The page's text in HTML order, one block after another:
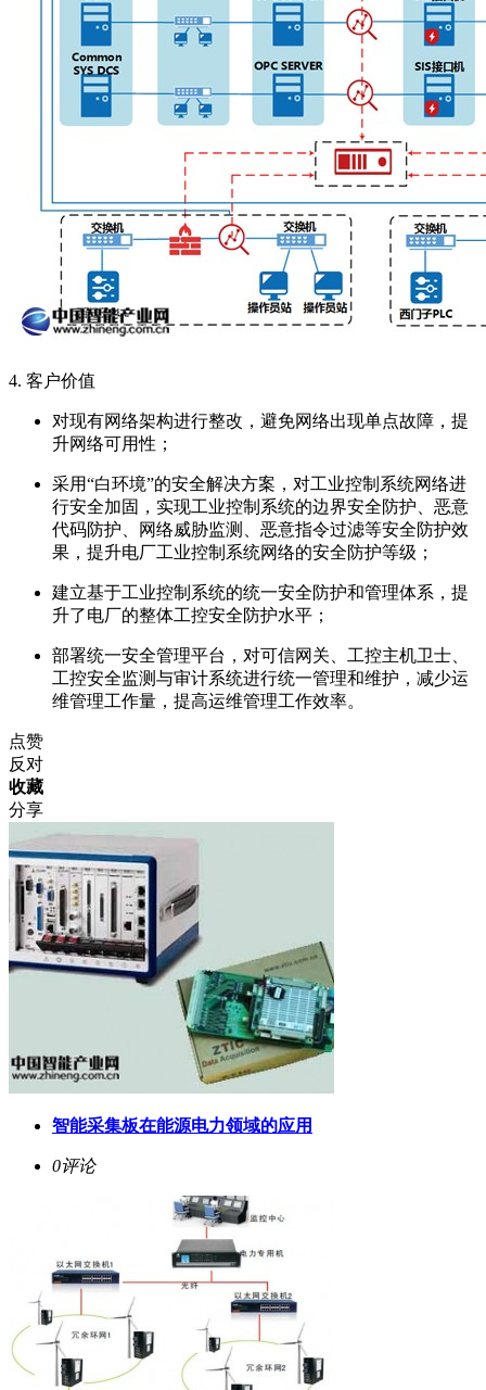
4. 客户价值
对现有网络架构进行整改，避免网络出现单点故障，提
升网络可用性；
采用“白环境”的安全解决方案，对工业控制系统网络进
行安全加固，实现工业控制系统的边界安全防护、恶意
代码防护、网络威胁监测、恶意指令过滤等安全防护效
果，提升电厂工业控制系统网络的安全防护等级；
建立基于工业控制系统的统一安全防护和管理体系，提
升了电厂的整体工控安全防护水平；
部署统一安全管理平台，对可信网关、工控主机卫士、
工控安全监测与审计系统进行统一管理和维护，减少运
维管理工作量，提高运维管理工作效率。
点赞
反对
收藏
分享
智能采集板在能源电力领域的应用
0评论